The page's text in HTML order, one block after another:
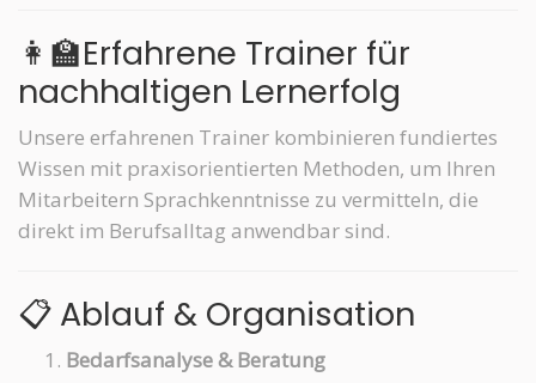
👩‍🏫Erfahrene Trainer für
nachhaltigen Lernerfolg
Unsere erfahrenen Trainer kombinieren fundiertes
Wissen mit praxisorientierten Methoden, um Ihren
Mitarbeitern Sprachkenntnisse zu vermitteln, die
direkt im Berufsalltag anwendbar sind.
📋 Ablauf & Organisation
Bedarfsanalyse & Beratung